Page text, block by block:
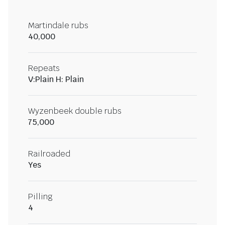
Martindale rubs
40,000
Repeats
V:Plain H: Plain
Wyzenbeek double rubs
75,000
Railroaded
Yes
Pilling
4